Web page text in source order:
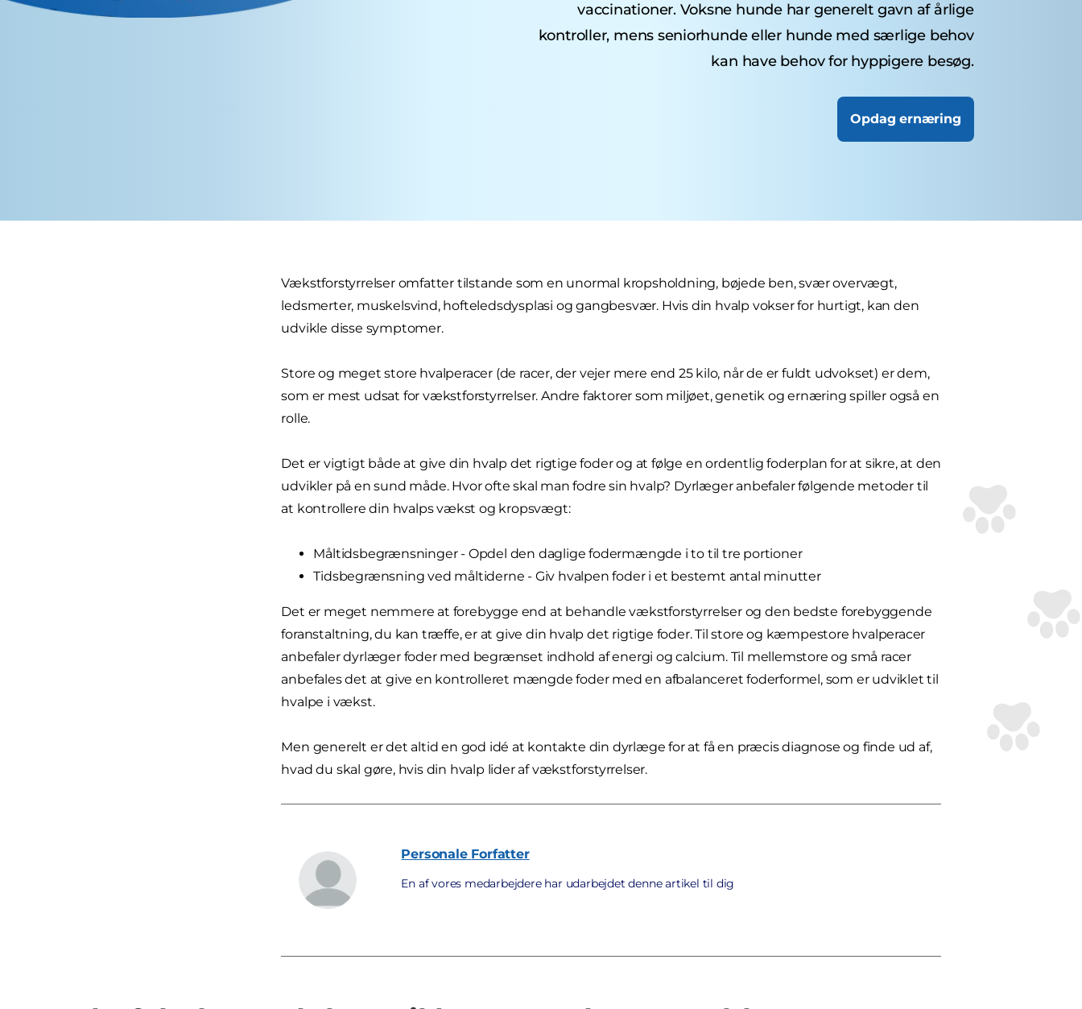
vaccinationer. Voksne hunde har generelt gavn af årlige
kontroller, mens seniorhunde eller hunde med særlige behov
kan have behov for hyppigere besøg.
Opdag ernæring
Vækstforstyrrelser omfatter tilstande som en unormal kropsholdning, bøjede ben, svær overvægt,
ledsmerter, muskelsvind, hofteledsdysplasi og gangbesvær. Hvis din hvalp vokser for hurtigt, kan den
udvikle disse symptomer.
Store og meget store hvalperacer (de racer, der vejer mere end 25 kilo, når de er fuldt udvokset) er dem,
som er mest udsat for vækstforstyrrelser. Andre faktorer som miljøet, genetik og ernæring spiller også en
rolle.
Det er vigtigt både at give din hvalp det rigtige foder og at følge en ordentlig foderplan for at sikre, at den
udvikler på en sund måde. Hvor ofte skal man fodre sin hvalp? Dyrlæger anbefaler følgende metoder til
at kontrollere din hvalps vækst og kropsvægt:
Måltidsbegrænsninger - Opdel den daglige fodermængde i to til tre portioner
Tidsbegrænsning ved måltiderne - Giv hvalpen foder i et bestemt antal minutter
Det er meget nemmere at forebygge end at behandle vækstforstyrrelser og den bedste forebyggende
foranstaltning, du kan træffe, er at give din hvalp det rigtige foder. Til store og kæmpestore hvalperacer
anbefaler dyrlæger foder med begrænset indhold af energi og calcium. Til mellemstore og små racer
anbefales det at give en kontrolleret mængde foder med en afbalanceret foderformel, som er udviklet til
hvalpe i vækst.
Men generelt er det altid en god idé at kontakte din dyrlæge for at få en præcis diagnose og finde ud af,
hvad du skal gøre, hvis din hvalp lider af vækstforstyrrelser.
Personale Forfatter
En af vores medarbejdere har udarbejdet denne artikel til dig